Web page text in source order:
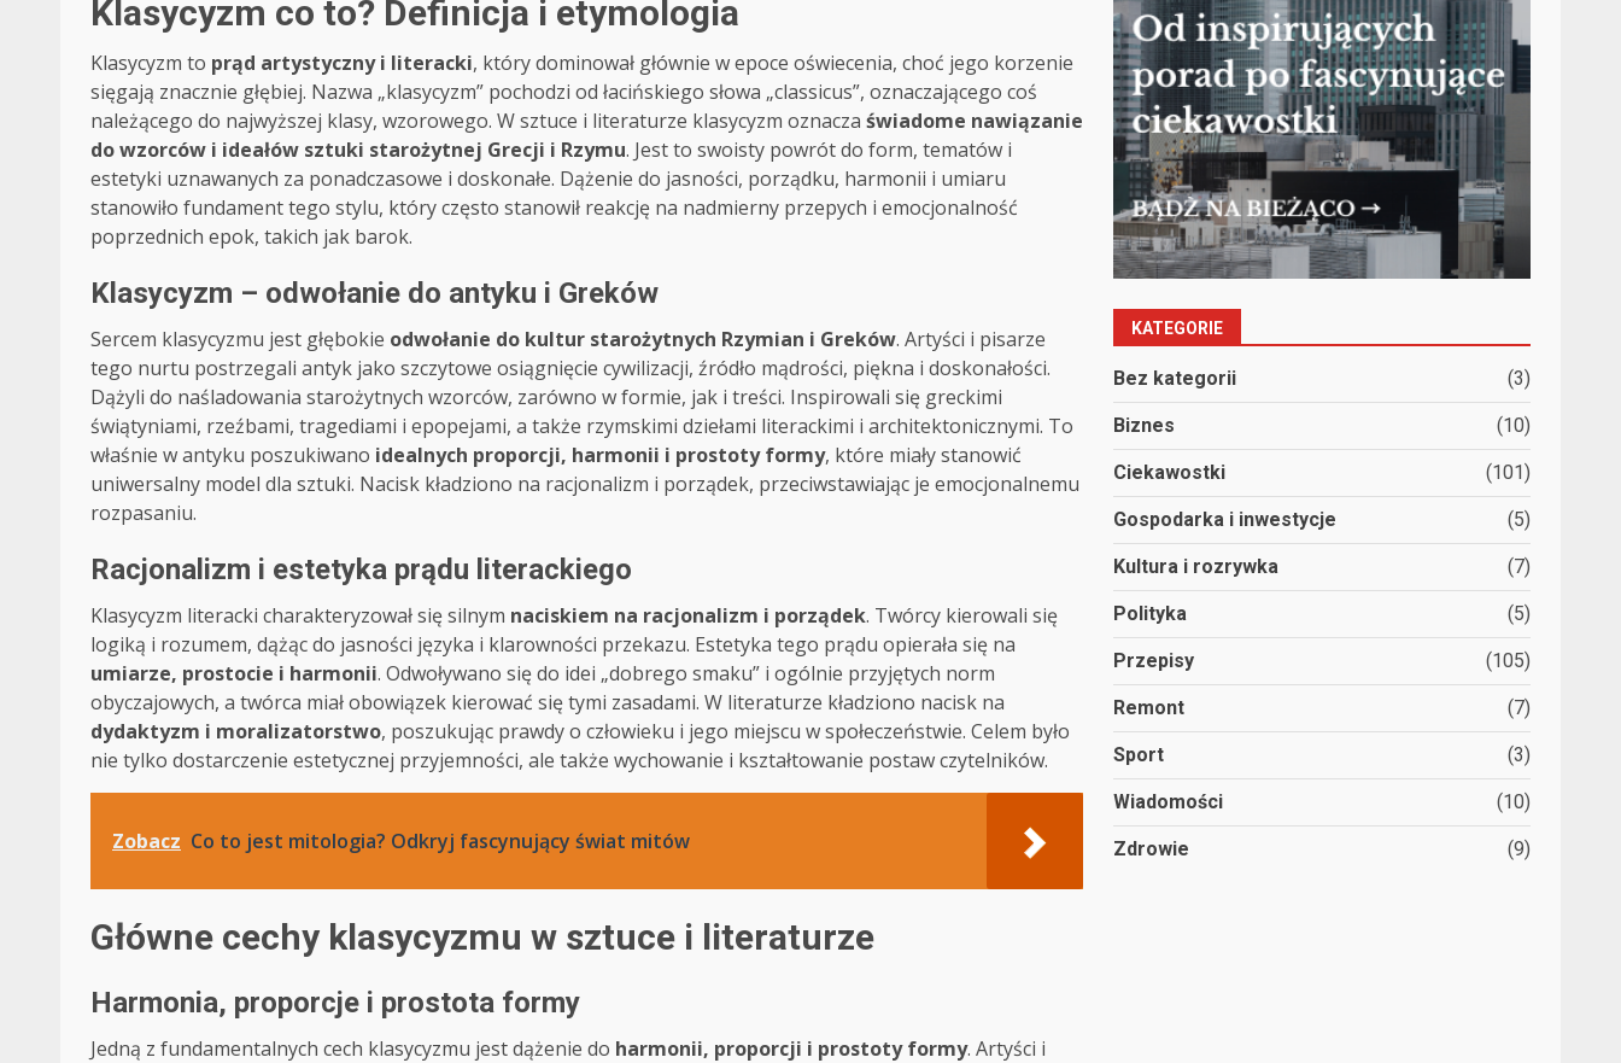
Klasycyzm co to? Definicja i etymologia
Klasycyzm to prąd artystyczny i literacki, który dominował głównie w epoce oświecenia, choć jego korzenie
sięgają znacznie głębiej. Nazwa „klasycyzm” pochodzi od łacińskiego słowa „classicus”, oznaczającego coś
należącego do najwyższej klasy, wzorowego. W sztuce i literaturze klasycyzm oznacza świadome nawiązanie
do wzorców i ideałów sztuki starożytnej Grecji i Rzymu. Jest to swoisty powrót do form, tematów i
estetyki uznawanych za ponadczasowe i doskonałe. Dążenie do jasności, porządku, harmonii i umiaru
stanowiło fundament tego stylu, który często stanowił reakcję na nadmierny przepych i emocjonalność
poprzednich epok, takich jak barok.
Klasycyzm – odwołanie do antyku i Greków
Sercem klasycyzmu jest głębokie odwołanie do kultur starożytnych Rzymian i Greków. Artyści i pisarze
tego nurtu postrzegali antyk jako szczytowe osiągnięcie cywilizacji, źródło mądrości, piękna i doskonałości.
Dążyli do naśladowania starożytnych wzorców, zarówno w formie, jak i treści. Inspirowali się greckimi
świątyniami, rzeźbami, tragediami i epopejami, a także rzymskimi dziełami literackimi i architektonicznymi. To
właśnie w antyku poszukiwano idealnych proporcji, harmonii i prostoty formy, które miały stanowić
uniwersalny model dla sztuki. Nacisk kładziono na racjonalizm i porządek, przeciwstawiając je emocjonalnemu
rozpasaniu.
Racjonalizm i estetyka prądu literackiego
Klasycyzm literacki charakteryzował się silnym naciskiem na racjonalizm i porządek. Twórcy kierowali się
logiką i rozumem, dążąc do jasności języka i klarowności przekazu. Estetyka tego prądu opierała się na
umiarze, prostocie i harmonii. Odwoływano się do idei „dobrego smaku” i ogólnie przyjętych norm
obyczajowych, a twórca miał obowiązek kierować się tymi zasadami. W literaturze kładziono nacisk na
dydaktyzm i moralizatorstwo, poszukując prawdy o człowieku i jego miejscu w społeczeństwie. Celem było
nie tylko dostarczenie estetycznej przyjemności, ale także wychowanie i kształtowanie postaw czytelników.
Zobacz Co to jest mitologia? Odkryj fascynujący świat mitów
Główne cechy klasycyzmu w sztuce i literaturze
Harmonia, proporcje i prostota formy
Jedną z fundamentalnych cech klasycyzmu jest dążenie do harmonii, proporcji i prostoty formy. Artyści i
KATEGORIE
Bez kategorii (3)
Biznes (10)
Ciekawostki (101)
Gospodarka i inwestycje (5)
Kultura i rozrywka (7)
Polityka (5)
Przepisy (105)
Remont (7)
Sport (3)
Wiadomości (10)
Zdrowie (9)